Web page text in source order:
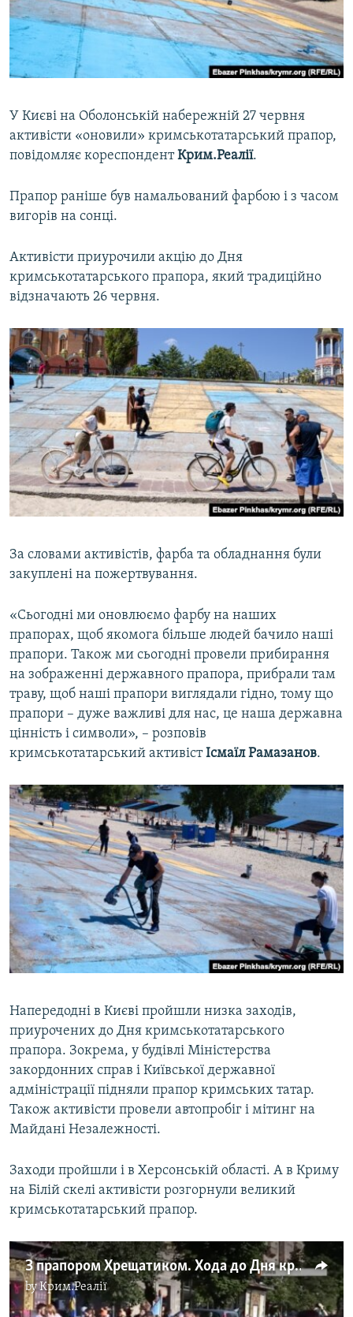
ВІДЕОУРОКИ «ELIFBE»
СВІДЧЕННЯ ОКУПАЦІЇ
УКРАЇНСЬКА ПРОБЛЕМА КРИМУ
Русский
Qırımtatar
У Києві на Оболонській набережній 27 червня
активісти «оновили» кримськотатарський прапор,
повідомляє кореспондентКрим.Реалії.
Прапор раніше був намальований фарбою і з часом
вигорів на сонці.
Активісти приурочили акцію до Дня
кримськотатарського прапора, який традиційно
відзначають 26 червня.
За словами активістів, фарба та обладнання були
закуплені на пожертвування.
«Сьогодні ми оновлюємо фарбу на наших
прапорах, щоб якомога більше людей бачило наші
прапори. Також ми сьогодні провели прибирання
на зображенні державного прапора, прибрали там
траву, щоб наші прапори виглядали гідно, тому що
прапори – дуже важливі для нас, це наша державна
цінність і символи», – розповів
кримськотатарський активістІсмаїл Рамазанов.
Напередодні в Києві пройшли низка заходів,
приурочених до Дня кримськотатарського
прапора. Зокрема, у будівлі Міністерства
закордонних справ і Київської державної
адміністрації підняли прапор кримських татар.
Також активісти провели автопробіг і мітинг на
Майдані Незалежності.
Заходи пройшли і в Херсонській області. А в Криму
на Білій скелі активісти розгорнули великий
кримськотатарський прапор.
З прапором Хрещатиком. Хода до Дня кримськотатарського прапора в Києві (відео)
byКрим.Реалії